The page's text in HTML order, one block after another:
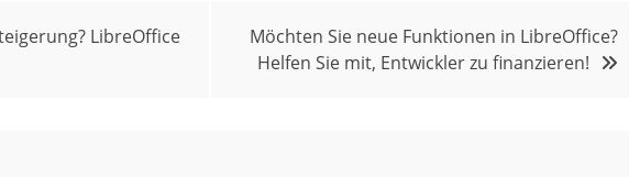
LibreOffice
Möchten Sie neue Funktionen in LibreOffice?
Helfen Sie mit, Entwickler zu finanzieren!